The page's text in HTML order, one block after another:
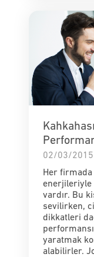
02/03/2015
Her
enerjileriyle
vardır. Bu
sevilirken,
dikkatleri
yaratmak
alabilirler.